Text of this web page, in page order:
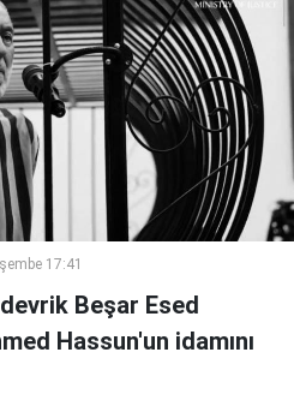
17:41
Beşar Esed
Hassun'un idamını